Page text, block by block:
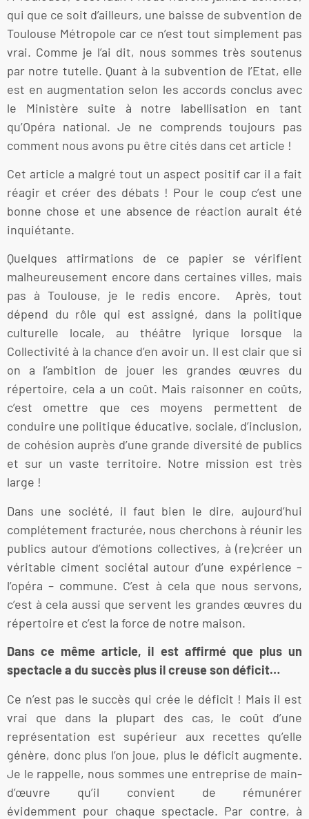
qui que ce soit d’ailleurs, une baisse de subvention de
Toulouse Métropole car ce n’est tout simplement pas
vrai. Comme je l’ai dit, nous sommes très soutenus
par notre tutelle. Quant à la subvention de l’Etat, elle
est en augmentation selon les accords conclus avec
le Ministère suite à notre labellisation en tant
qu’Opéra national. Je ne comprends toujours pas
comment nous avons pu être cités dans cet article !
Cet article a malgré tout un aspect positif car il a fait
réagir et créer des débats ! Pour le coup c’est une
bonne chose et une absence de réaction aurait été
inquiétante.
Quelques affirmations de ce papier se vérifient
malheureusement encore dans certaines villes, mais
pas à Toulouse, je le redis encore. Après, tout
dépend du rôle qui est assigné, dans la politique
culturelle locale, au théâtre lyrique lorsque la
Collectivité à la chance d’en avoir un. Il est clair que si
on a l’ambition de jouer les grandes œuvres du
répertoire, cela a un coût. Mais raisonner en coûts,
c’est omettre que ces moyens permettent de
conduire une politique éducative, sociale, d’inclusion,
de cohésion auprès d’une grande diversité de publics
et sur un vaste territoire. Notre mission est très
large !
Dans une société, il faut bien le dire, aujourd’hui
complétement fracturée, nous cherchons à réunir les
publics autour d’émotions collectives, à (re)créer un
véritable ciment sociétal autour d’une expérience –
l’opéra – commune. C’est à cela que nous servons,
c’est à cela aussi que servent les grandes œuvres du
répertoire et c’est la force de notre maison.
Dans ce même article, il est affirmé que plus un
spectacle a du succès plus il creuse son déficit…
Ce n’est pas le succès qui crée le déficit ! Mais il est
vrai que dans la plupart des cas, le coût d’une
représentation est supérieur aux recettes qu’elle
génère, donc plus l’on joue, plus le déficit augmente.
Je le rappelle, nous sommes une entreprise de main-
d’œuvre qu’il convient de rémunérer
évidemment pour chaque spectacle. Par contre, à